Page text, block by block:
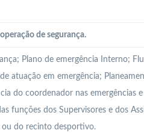
de segurança.
Plano de emergência Interno;
atuação em emergência;
do coordenador nas emergências
funções dos Supervisores e dos
do recinto desportivo.